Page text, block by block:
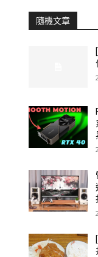
隨機文章